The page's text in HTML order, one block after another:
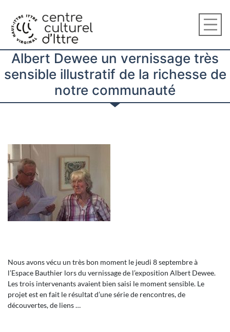
Albert Dewee un vernissage très
sensible illustratif de la richesse de
notre communauté
Nous avons vécu un très bon moment le jeudi 8 septembre à
l’Espace Bauthier lors du vernissage de l’exposition Albert Dewee.
Les trois intervenants avaient bien saisi le moment sensible. Le
projet est en fait le résultat d’une série de rencontres, de
découvertes, de liens …